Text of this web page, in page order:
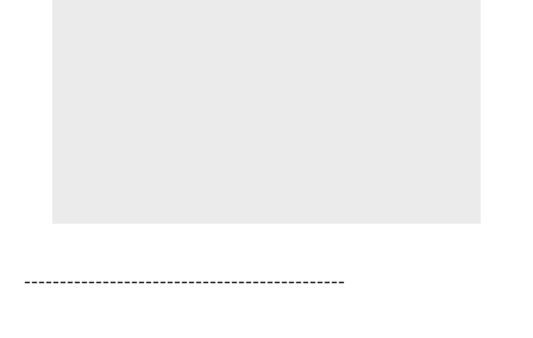
---------------------------------------------